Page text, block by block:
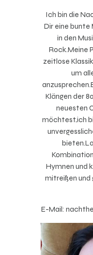
Ich bin die
Dir eine bunte
in den
Rock.Meine
zeitlose
um
Klängen der
neuesten
möchtest,ich
Hymnen und
mitreißen und
E-Mail: